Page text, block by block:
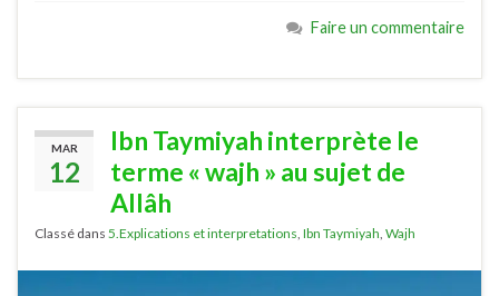
Faire un commentaire
MAR
12
Ibn Taymiyah interprète le
terme « wajh » au sujet de
Allâh
Classé dans 5.Explications et interpretations Ibn Taymiyah Wajh